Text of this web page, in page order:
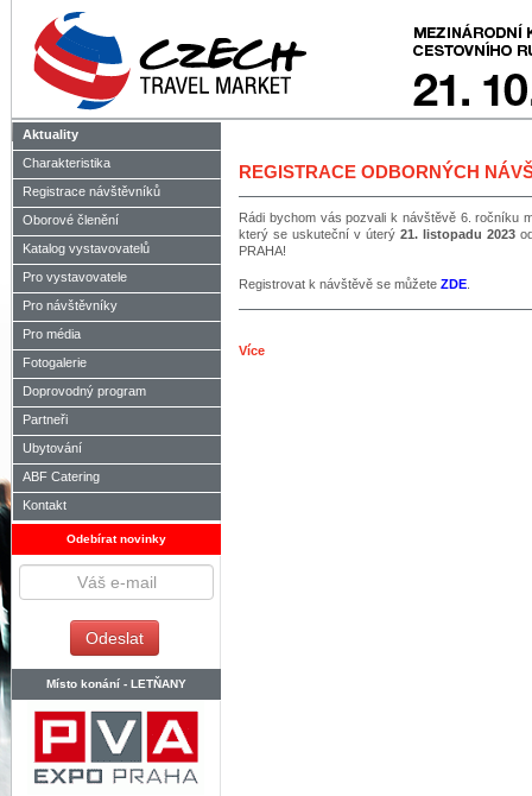
Aktuality
Charakteristika
Registrace návštěvníků
Oborové členění
Katalog vystavovatelů
Pro vystavovatele
Pro návštěvníky
Pro média
Fotogalerie
Doprovodný program
Partneři
Ubytování
ABF Catering
Kontakt
Odebírat novinky
Místo konání - LETŇANY
REGISTRACE ODBORNÝCH
Rádi bychom vás pozvali k návštěvě 6. ročníku
který se uskuteční v úterý 21. listopadu 2023
PRAHA!
Registrovat k návštěvě se můžete ZDE
Více